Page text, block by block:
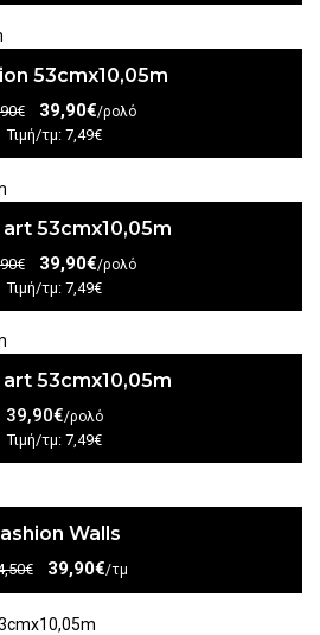
53cmx10,05m
39,90€/ρολό
Τιμή/τμ: 7,49€
art 53cmx10,05m
39,90€/ρολό
Τιμή/τμ: 7,49€
art 53cmx10,05m
39,90€/ρολό
Τιμή/τμ: 7,49€
Walls
39,90€/τμ